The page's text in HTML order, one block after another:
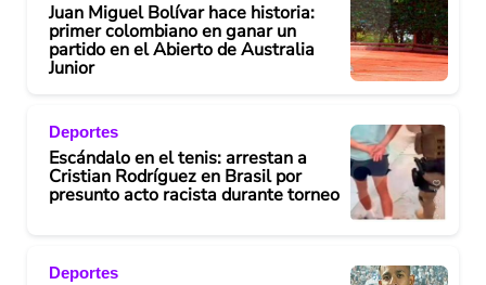
Juan Miguel Bolívar hace historia:
primer colombiano en ganar un
partido en el Abierto de Australia
Junior
Deportes
Escándalo en el tenis: arrestan a
Cristian Rodríguez en Brasil por
presunto acto racista durante torneo
Deportes